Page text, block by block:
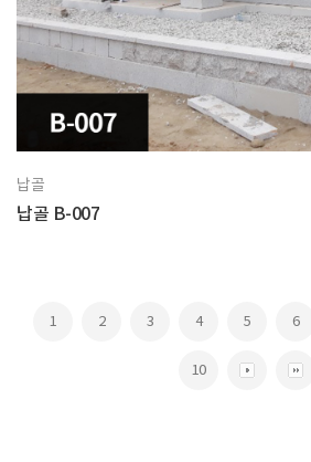
납골
납골 B-007
1 2 3 4 5 6
10